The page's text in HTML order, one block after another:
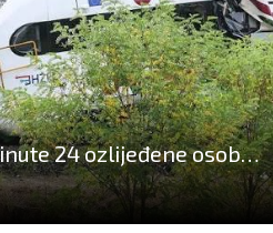
24 ozlijeđene osobe,